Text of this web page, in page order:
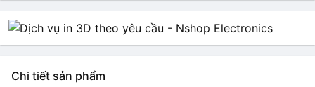
Chi tiết sản phẩm